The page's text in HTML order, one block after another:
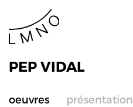
PEP VIDAL
oeuvres présentation